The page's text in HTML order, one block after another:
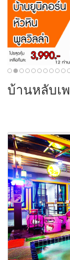
บ้านหลับเ